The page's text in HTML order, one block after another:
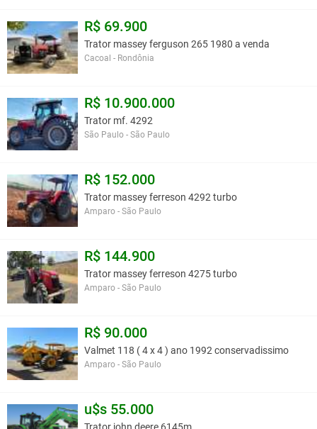
R$ 69.900
Trator massey ferguson 265 1980 a venda
Cacoal - Rondônia
R$ 10.900.000
Trator mf. 4292
São Paulo - São Paulo
R$ 152.000
Trator massey ferreson 4292 turbo
Amparo - São Paulo
R$ 144.900
Trator massey ferreson 4275 turbo
Amparo - São Paulo
R$ 90.000
Valmet 118 ( 4 x 4 ) ano 1992 conservadissimo
Amparo - São Paulo
u$s 55.000